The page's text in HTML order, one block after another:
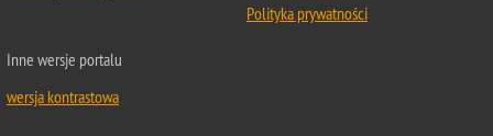
Polityka prywatności
Inne wersje portalu
wersja kontrastowa